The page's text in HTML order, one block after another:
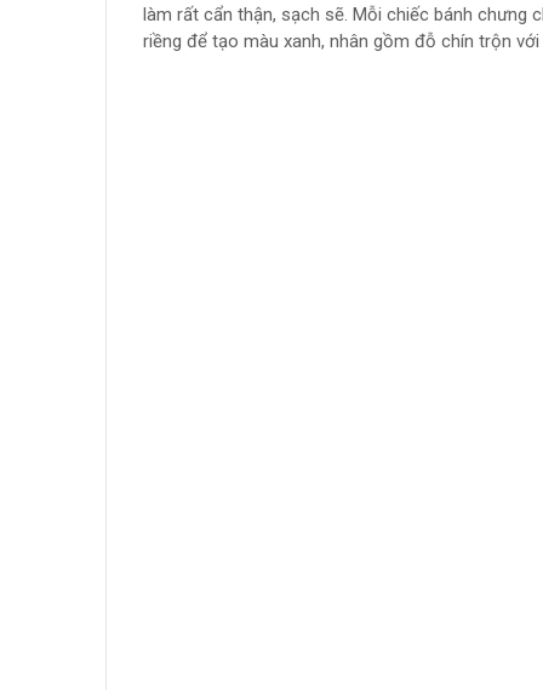
làm rất cẩn thận, sạch sẽ. Mỗi chiếc bánh
riềng để tạo màu xanh, nhân gồm đỗ chín trộn